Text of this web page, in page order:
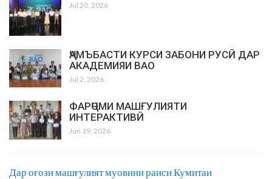
Jul 20, 2026
ҶАМЪБАСТИ КУРСИ ЗАБОНИ РУСӢ ДАР
АКАДЕМИЯИ ВАО
Jul 2, 2026
ФАРҶОМИ МАШҒУЛИЯТИ
ИНТЕРАКТИВӢ
Jun 19, 2026
Дар оғози машғулият муовини раиси Кумитаи